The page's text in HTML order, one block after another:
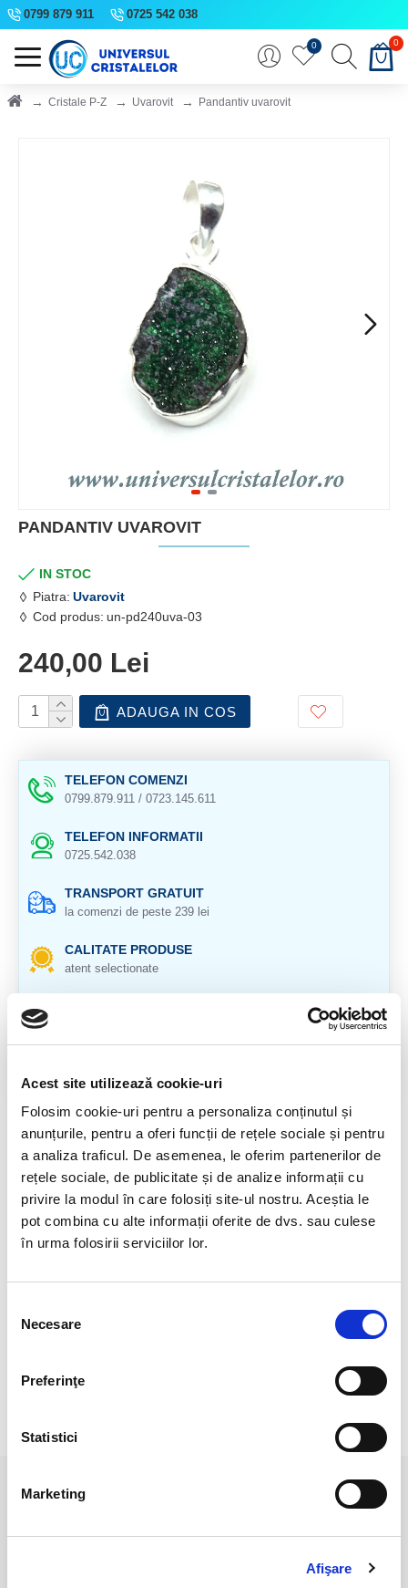
Acest site utilizează cookie-uri
Folosim cookie-uri pentru a personaliza conținutul și
anunțurile, pentru a oferi funcții de rețele sociale și pentru
a analiza traficul. De asemenea, le oferim partenerilor de
rețele sociale, de publicitate și de analize informații cu
privire la modul în care folosiți site-ul nostru. Aceștia le
pot combina cu alte informații oferite de dvs. sau culese
în urma folosirii serviciilor lor.
consimțământului
Necesare
Preferinţe
Statistici
Marketing
Afişare
0799 879 911 0725 542 038
0 0
Cristale P-Z Uvarovit Pandantiv uvarovit
PANDANTIV UVAROVIT
IN STOC
Piatra: Uvarovit
Cod produs: un-pd240uva-03
240,00 Lei
ADAUGA IN COS
TELEFON COMENZI
0799.879.911 / 0723.145.611
TELEFON INFORMATII
0725.542.038
TRANSPORT GRATUIT
la comenzi de peste 239 lei
CALITATE PRODUSE
atent selectionate
pentru toate produsele
DESCRIERE PRODUS
Pandantiv cu argint 925
Origine: Rusia
Cristal natural 100 %.
Culoarea poate diferi usor, in functie de rezolutia
PRODUSE ASEMANATOARE